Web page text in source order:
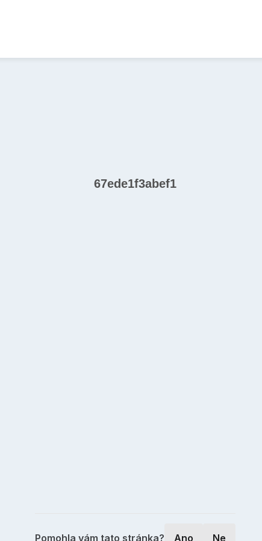
67ede1f3abef1
Pomohla vám tato stránka? Ano Ne